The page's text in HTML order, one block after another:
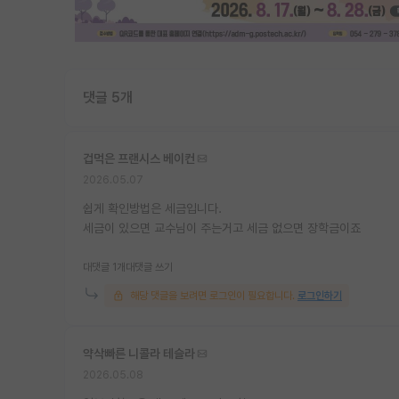
댓글 5개
겁먹은 프랜시스 베이컨
쉽게 확인방법은 세금입니다.
세금이 있으면 교수님이 주는거고 세금 없으면 장학금이죠
대댓글 1개 대댓글 쓰기
해당 댓글을 보려면 로그인이 필요합니다. 로그인하기
약삭빠른 니콜라 테슬라